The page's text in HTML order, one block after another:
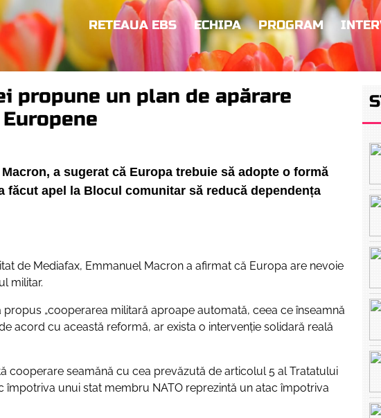
RETEAUA EBS ECHIPA PROGRAM
propune un plan de apărare
a sugerat că Europa trebuie să adopte o formă
făcut apel la Blocul comunitar să reducă dependența
de Mediafax, Emmanuel Macron a afirmat că Europa are nevoie
militar.
propus „cooperarea militară aproape automată, ceea ce înseamnă
acord cu această reformă, ar exista o intervenție solidară reală
cooperare seamănă cu cea prevăzută de articolul 5 al Tratatului
unui stat membru NATO reprezintă un atac împotriva